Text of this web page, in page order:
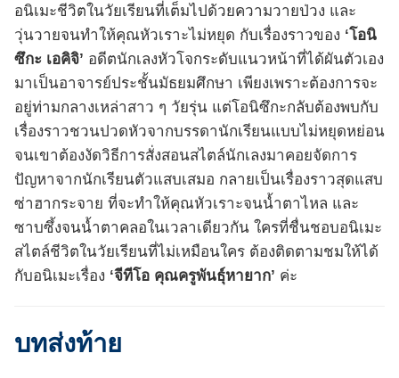
อนิเมะชีวิตในวัยเรียนที่เต็มไปด้วยความวายป่วง และ
วุ่นวายจนทำให้คุณหัวเราะไม่หยุด กับเรื่องราวของ ‘โอนิ
ซึกะ เอคิจิ’ อดีตนักเลงหัวโจกระดับแนวหน้าที่ได้ผันตัวเอง
มาเป็นอาจารย์ประชั้นมัธยมศึกษา เพียงเพราะต้องการจะ
อยู่ท่ามกลางเหล่าสาว ๆ วัยรุ่น แต่โอนิซึกะกลับต้องพบกับ
เรื่องราวชวนปวดหัวจากบรรดานักเรียนแบบไม่หยุดหย่อน
จนเขาต้องงัดวิธีการสั่งสอนสไตล์นักเลงมาคอยจัดการ
ปัญหาจากนักเรียนตัวแสบเสมอ กลายเป็นเรื่องราวสุดแสบ
ซ่าฮากระจาย ที่จะทำให้คุณหัวเราะจนน้ำตาไหล และ
ซาบซึ้งจนน้ำตาคลอในเวลาเดียวกัน ใครที่ชื่นชอบอนิเมะ
สไตล์ชีวิตในวัยเรียนที่ไม่เหมือนใคร ต้องติดตามชมให้ได้
กับอนิเมะเรื่อง ‘จีทีโอ คุณครูพันธุ์หายาก’ ค่ะ
บทส่งท้าย